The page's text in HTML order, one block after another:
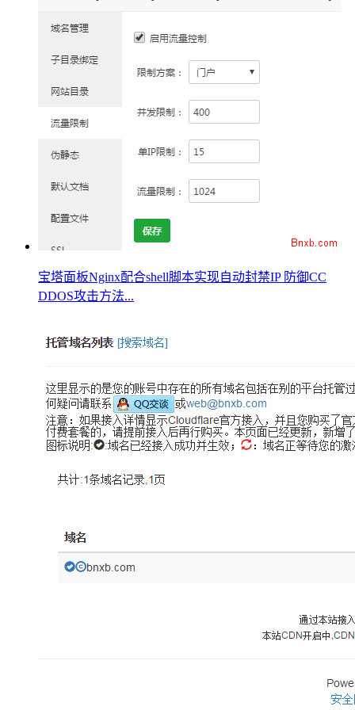
宝塔面板Nginx配合shell脚本实现自动封禁IP 防御CC
DDOS攻击方法...